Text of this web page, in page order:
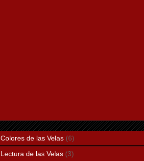
Colores de las Velas (6)
Lectura de las Velas (3)